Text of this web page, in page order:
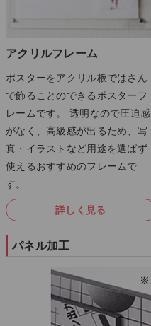
アクリルフレーム
ポスターをアクリル板ではさん
で飾ることのできるポスターフ
レームです。 透明なので圧迫感
がなく、高級感が出るため、写
真・イラストなど用途を選ばず
使えるおすすめのフレームで
す。
詳しく見る
パネル加工